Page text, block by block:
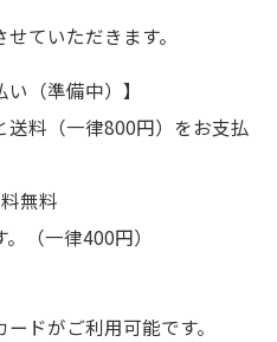
ていただきます。
（準備中）】
料（一律800円）をお支払
無料
（一律400円）
ドがご利用可能です。